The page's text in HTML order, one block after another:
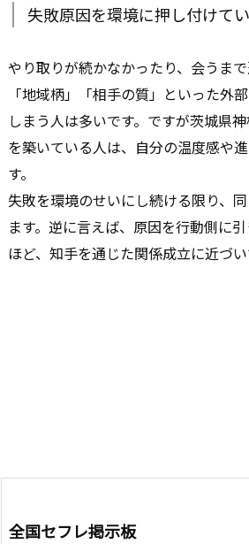
失敗原因を環境に押し付けて
やり取りが続かなかったり、会うまで
「地域柄」「相手の質」といった外
しまう人は多いです。ですが茨城県
を築いている人は、自分の温度感や
す。
失敗を環境のせいにし続ける限り、
ます。逆に言えば、原因を行動側に
ほど、知手を通じた関係成立に近づい
全国セフレ掲示板